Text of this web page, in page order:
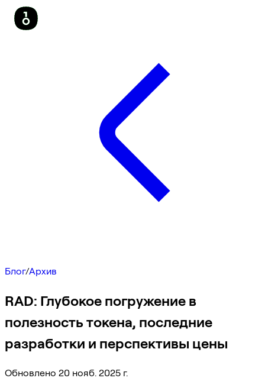
Блог/Архив
RAD: Глубокое погружение в
полезность токена, последние
разработки и перспективы цены
Обновлено 20 нояб. 2025 г.